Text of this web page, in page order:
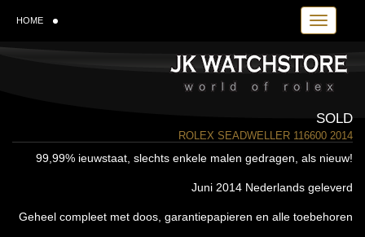
Toggle
HOME
SOLD
ROLEX SEADWELLER 116600 2014
99,99% ieuwstaat, slechts enkele malen gedragen, als nieuw!
Juni 2014 Nederlands geleverd
Geheel compleet met doos, garantiepapieren en alle toebehoren